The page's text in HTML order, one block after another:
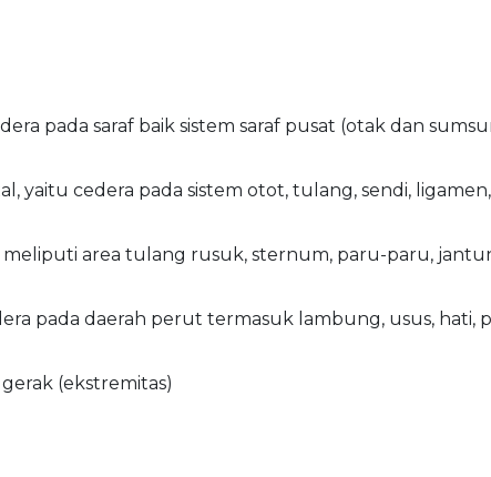
pada saraf baik sistem saraf pusat (otak dan
yaitu cedera pada sistem otot, tulang, sendi,
meliputi area tulang rusuk, sternum, paru-paru,
pada daerah perut termasuk lambung, usus, hati,
(ekstremitas)